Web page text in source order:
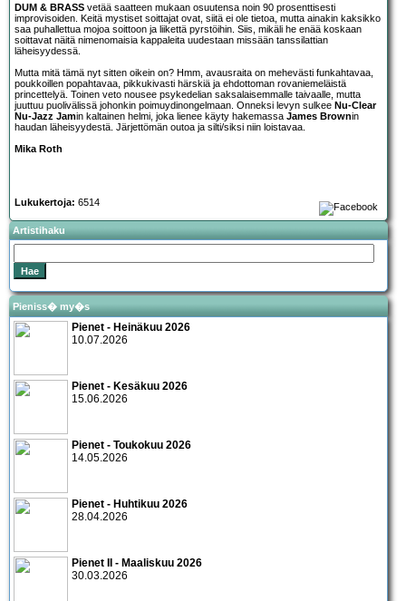
DUM & BRASS vetää saatteen mukaan osuutensa noin 90 prosenttisesti
improvisoiden. Keitä mystiset soittajat ovat, siitä ei ole tietoa, mutta ainakin kaksikko
saa puhallettua mojoa soittoon ja liikettä pyrstöihin. Siis, mikäli he enää koskaan
soittavat näitä nimenomaisia kappaleita uudestaan missään tanssilattian
läheisyydessä.
Mutta mitä tämä nyt sitten oikein on? Hmm, avausraita on mehevästi funkahtavaa,
poukkoillen popahtavaa, pikkukivasti härskiä ja ehdottoman rovaniemeläistä
princettelyä. Toinen veto nousee psykedelian saksalaisemmalle taivaalle, mutta
juuttuu puolivälissä johonkin poimuydinongelmaan. Onneksi levyn sulkee Nu-Clear
Nu-Jazz Jamin kaltainen helmi, joka lienee käyty hakemassa James Brownin
haudan läheisyydestä. Järjettömän outoa ja silti/siksi niin loistavaa.
Mika Roth
Lukukertoja: 6514
Artistihaku
Pieniss� my�s
Pienet - Heinäkuu 2026
10.07.2026
Pienet - Kesäkuu 2026
15.06.2026
Pienet - Toukokuu 2026
14.05.2026
Pienet - Huhtikuu 2026
28.04.2026
Pienet II - Maaliskuu 2026
30.03.2026